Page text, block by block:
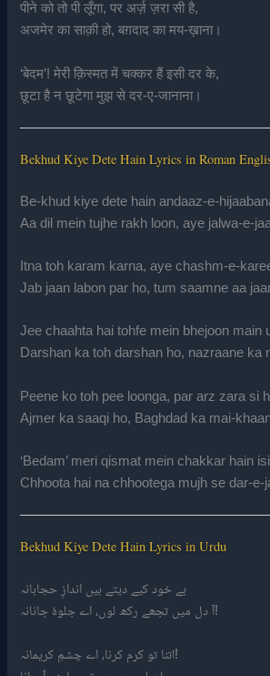
पीने को तो पी लूँगा, पर अर्ज़ ज़रा सी है,
अजमेर का साक़ी हो, बग़दाद का मय-ख़ाना।
‘बेदम’! मेरी क़िस्मत में चक्कर हैं इसी दर के,
छूटा है न छूटेगा मुझ से दर-ए-जानाना।
Bekhud Kiye Dete Hain Lyrics in Roman
Be-khud kiye dete hain andaaz-e-
Aa dil mein tujhe rakh loon, aye jalwa-e-
Itna toh karam karna, aye chashm-e-
Jab jaan labon par ho, tum saamne aa
Jee chaahta hai tohfe mein bhejoon main
Darshan ka toh darshan ho, nazraane ka
Peene ko toh pee loonga, par arz zara si
Ajmer ka saaqi ho, Baghdad ka mai-
‘Bedam’ meri qismat mein chakkar hain
Chhoota hai na chhootega mujh se dar-e-
Bekhud Kiye Dete Hain Lyrics in Urdu
بے خود کیے دیتے ہیں اندازِ حجابانہ
آ دل میں تجھے رکھ لوں، اے جلوۂ جانانہ!
اتنا تو کرم کرنا، اے چشمِ کریمانہ!